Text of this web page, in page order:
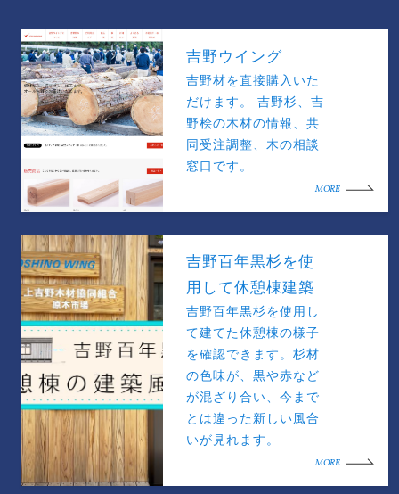
吉野ウイング
吉野材を直接購入いた
だけます。 吉野杉、吉
野桧の木材の情報、共
同受注調整、木の相談
窓口です。
MORE
吉野百年黒杉を使
用して休憩棟建築
吉野百年黒杉を使用し
て建てた休憩棟の様子
を確認できます。杉材
の色味が、黒や赤など
が混ざり合い、今まで
とは違った新しい風合
いが見れます。
MORE